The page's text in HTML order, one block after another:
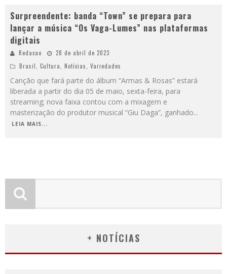
Surpreendente: banda “Town” se prepara para
lançar a música “Os Vaga-Lumes” nas plataformas
digitais
Redacao
28 de abril de 2023
Brasil, Cultura, Notícias, Variedades
Canção que fará parte do álbum “Armas & Rosas” estará
liberada a partir do dia 05 de maio, sexta-feira, para
streaming; nova faixa contou com a mixagem e
masterização do produtor musical “Giu Daga”, ganhado...
LEIA MAIS...
+ NOTÍCIAS